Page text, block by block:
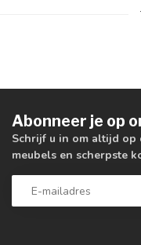
Abonneer je op
Schrijf u in om altijd op
meubels en scherpste